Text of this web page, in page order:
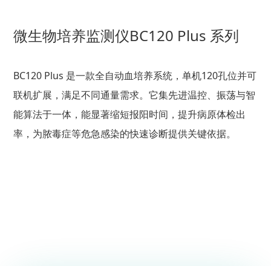
微生物培养监测仪BC120 Plus 系列
BC120 Plus 是一款全自动血培养系统，单机120孔位并可
联机扩展，满足不同通量需求。它集先进温控、振荡与智
能算法于一体，能显著缩短报阳时间，提升病原体检出
率，为脓毒症等危急感染的快速诊断提供关键依据。